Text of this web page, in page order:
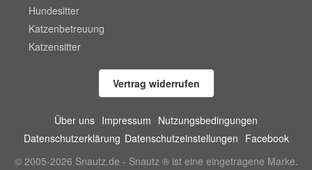
Hundesitter
Katzenbetreuung
Katzensitter
Vertrag widerrufen
Über uns Impressum Nutzungsbedingungen
Datenschutzerklärung Datenschutzeinstellungen Facebook
© 2005-2026 Snautz.de - Snautz ® ist eine eingetragene Marke.